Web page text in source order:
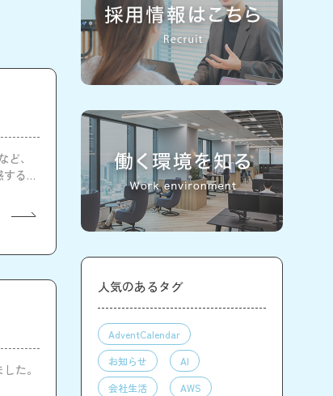
、
ると
た。
人気のあるタグ
AdventCalendar
お知らせ
AI
会社生活
AWS